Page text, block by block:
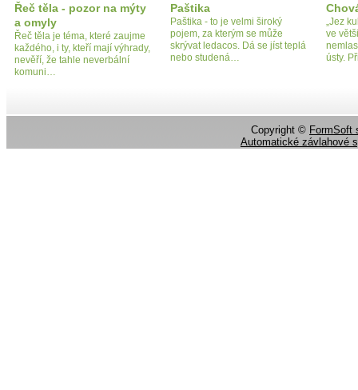
Řeč těla - pozor na mýty
a omyly
Řeč těla je téma, které zaujme
každého, i ty, kteří mají výhrady,
nevěří, že tahle neverbální
komuni…
Paštika
Paštika - to je velmi široký
pojem, za kterým se může
skrývat ledacos. Dá se jíst teplá
nebo studená…
„Jez
ve
ústy.
Copyright © FormSoft
Automatické závlahové